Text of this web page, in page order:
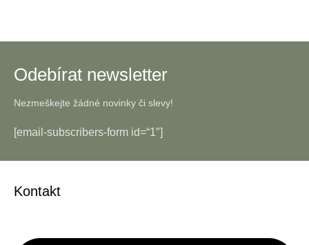
Odebírat newsletter
Nezmeškejte žádné novinky či slevy!
[email-subscribers-form id=“1″]
Kontakt